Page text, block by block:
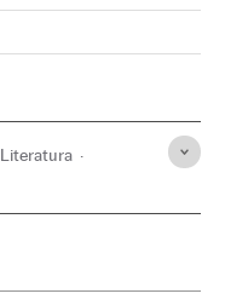
Literatura